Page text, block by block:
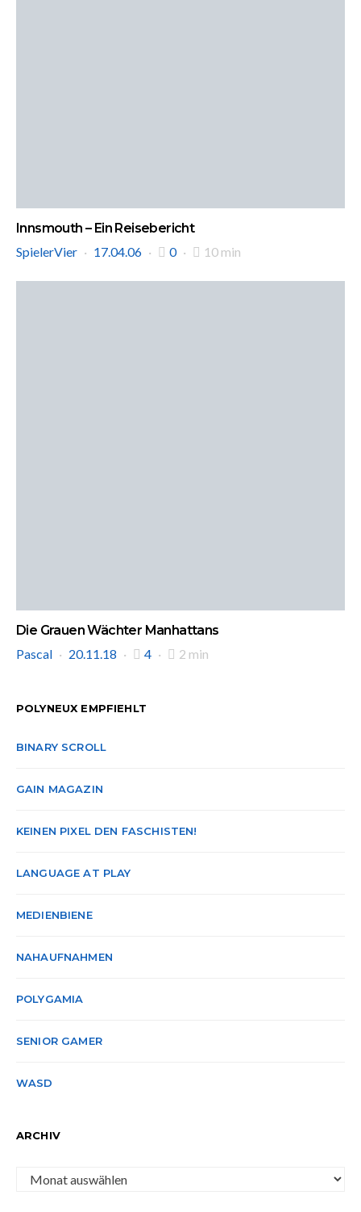
Innsmouth – Ein Reisebericht
SpielerVier
17.04.06 0 10 min
Die Grauen Wächter Manhattans
Pascal
20.11.18 4 2 min
POLYNEUX EMPFIEHLT
BINARY SCROLL
GAIN MAGAZIN
KEINEN PIXEL DEN FASCHISTEN!
LANGUAGE AT PLAY
MEDIENBIENE
NAHAUFNAHMEN
POLYGAMIA
SENIOR GAMER
WASD
ARCHIV
Archiv